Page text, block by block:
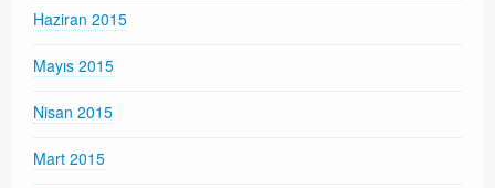
Haziran 2015
Mayıs 2015
Nisan 2015
Mart 2015